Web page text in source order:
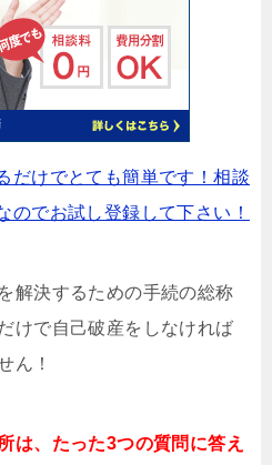
だけでとても簡単です！相談
のでお試し登録して下さい！
解決するための手続の総称
けで自己破産をしなければ
ん！
は、 たった3つの質問に答え